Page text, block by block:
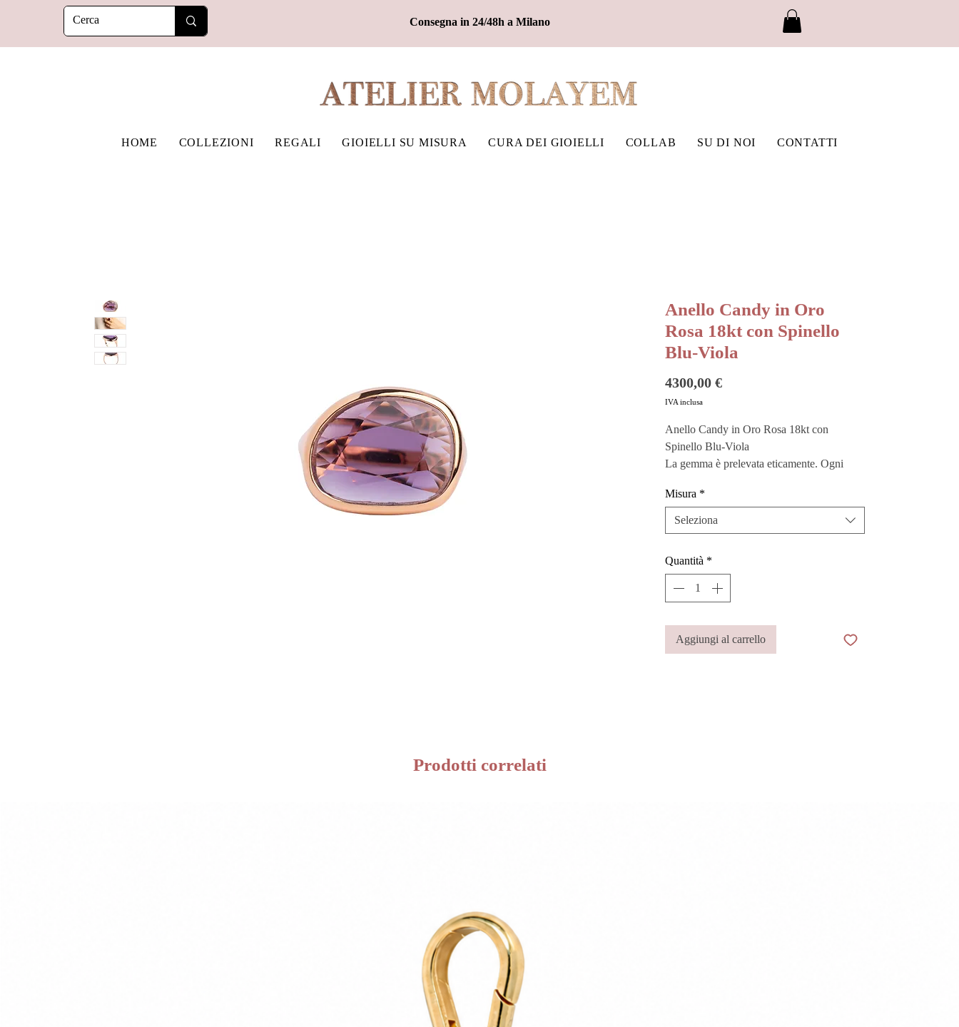
Consegna in 24/48h a Milano
HOME COLLEZIONI REGALI GIOIELLI SU MISURA CURA DEI GIOIELLI COLLAB SU DI NOI CONTATTI
Anello Candy in Oro
Rosa 18kt con Spinello
Blu-Viola
4300,00 €Prezzo
IVA inclusa
Anello Candy in Oro Rosa 18kt con
Spinello Blu-Viola
La gemma è prelevata eticamente. Ogni
montata su una struttura in oro, mantenendo
le sue diverse sfumature e la sua forma
naturale, risultando in un pezzo unico.
Vuoi custodire al meglio i tuoi gioielli?
Acquista i nostri
anche come buste regalo!
Questo prodotto è realizzato a mano in
Italia dai migliori artigiani.
Misura *
Seleziona
Quantità *
Aggiungi al carrello
Prodotti correlati